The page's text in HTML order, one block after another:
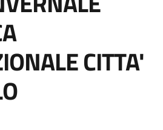
CITTA'